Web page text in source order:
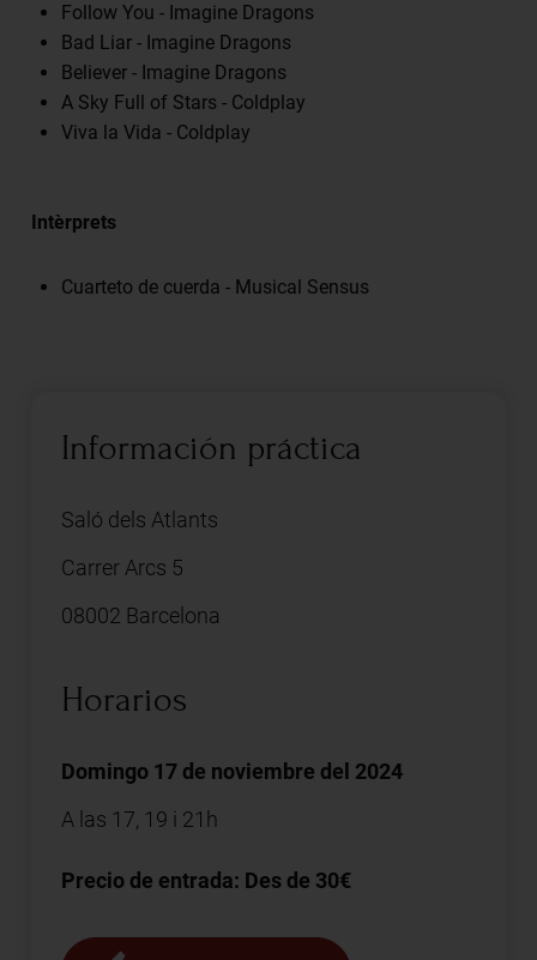
Follow You - Imagine Dragons
Bad Liar - Imagine Dragons
Believer - Imagine Dragons
A Sky Full of Stars - Coldplay
Viva la Vida - Coldplay
Intèrprets
Cuarteto de cuerda - Musical Sensus
Información práctica
Saló dels Atlants
Carrer Arcs 5
08002 Barcelona
Horarios
Domingo 17 de noviembre del 2024
A las 17, 19 i 21h
Precio de entrada: Des de 30€